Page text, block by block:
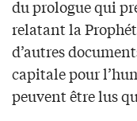
du prologue qui
relatant la
d’autres
capitale pour
peuvent être lus